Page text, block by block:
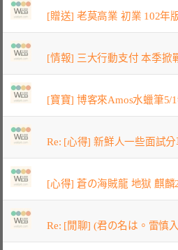
[贈送] 老莫高業 初業 102年
[情報] 三大行動支付 本季掀
[寶寶] 博客來Amos水蠟筆5/
Re: [心得] 新鮮人一些面試分
[心得] 蒼の海賊龍 地獄 麒麟
Re: [閒聊] (君の名は。雷慎